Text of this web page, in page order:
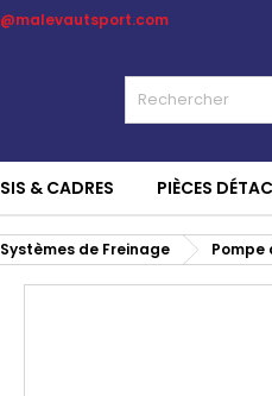
& CADRES PIÈCES
Systèmes de Freinage Pompe